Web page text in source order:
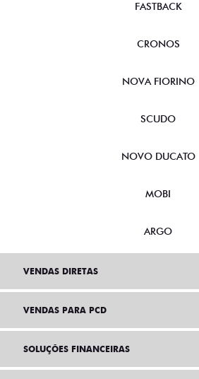
FASTBACK
CRONOS
NOVA FIORINO
SCUDO
NOVO DUCATO
MOBI
ARGO
VENDAS DIRETAS
VENDAS PARA PCD
SOLUÇÕES FINANCEIRAS